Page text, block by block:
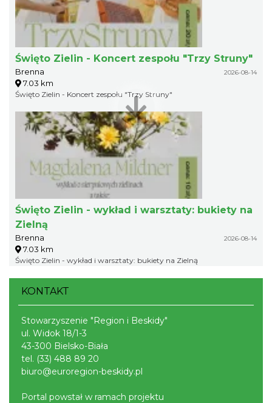
Święto Zielin - Koncert zespołu "Trzy Struny"
Brenna 2026-08-14
7.03 km
Święto Zielin - Koncert zespołu "Trzy Struny"
Święto Zielin - wykład i warsztaty: bukiety na
Zielną
Brenna 2026-08-14
7.03 km
Święto Zielin - wykład i warsztaty: bukiety na Zielną
KONTAKT
Stowarzyszenie "Region i Beskidy"
ul. Widok 18/1-3
43-300 Bielsko-Biała
tel. (33) 488 89 20
biuro@euroregion-beskidy.pl
Portal powstał w ramach projektu